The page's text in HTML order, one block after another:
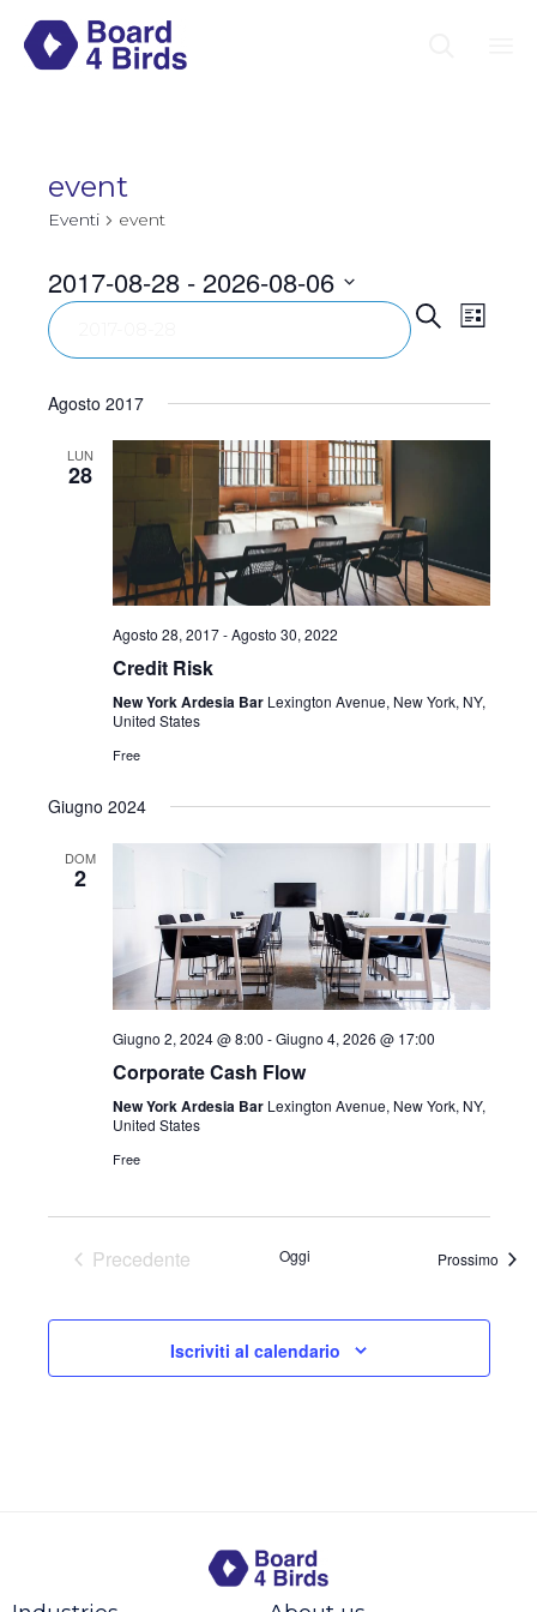
event
Eventi event
e
viste
Cerca
Lista
2017-08-28 - 2026-08-06
Seleziona
la
data.
Agosto 2017
LUN
28
Agosto 28, 2017-Agosto 30, 2022
Credit Risk
New York Ardesia Bar Lexington Avenue, New York, NY,
United States
Free
Giugno 2024
DOM
2
Giugno 2, 2024 @ 8:00 -Giugno 4, 2026 @ 17:00
Corporate Cash Flow
New York Ardesia Bar Lexington Avenue, New York, NY,
United States
Free
Precedente
Oggi ProssimoEventi
Iscriviti al calendario